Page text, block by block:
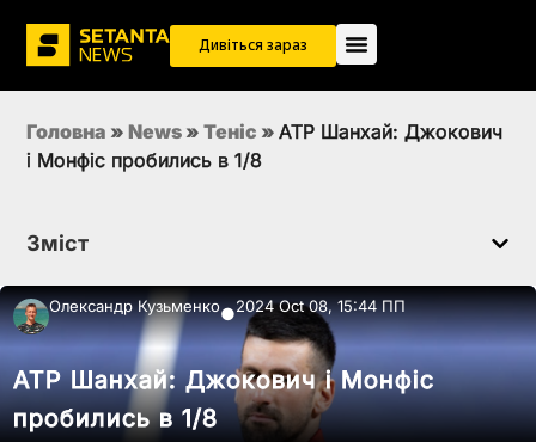
Дивіться зараз
Головна » News » Теніс » ATP Шанхай: Джокович
і Монфіс пробились в 1/8
Зміст
Олександр Кузьменко●2024 Oct 08, 15:44 ПП
ATP Шанхай: Джокович і Монфіс
пробились в 1/8